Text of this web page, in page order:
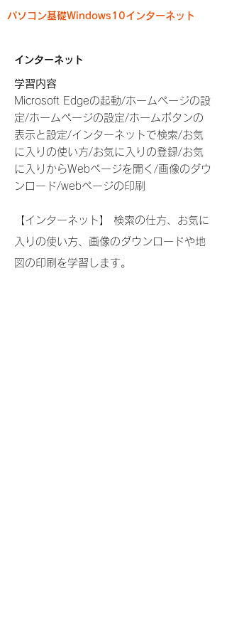
パソコン基礎Windows10インターネット
インターネット
学習内容
Microsoft Edgeの起動/ホームページの設
定/ホームページの設定/ホームボタンの
表示と設定/インターネットで検索/お気
に入りの使い方/お気に入りの登録/お気
に入りからWebページを開く/画像のダウ
ンロード/webページの印刷
【インターネット】 検索の仕方、お気に
入りの使い方、画像のダウンロードや地
図の印刷を学習します。